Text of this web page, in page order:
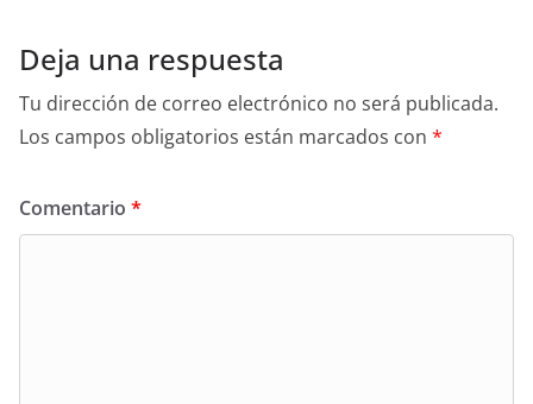
Deja una respuesta
Tu dirección de correo electrónico no será publicada.
Los campos obligatorios están marcados con *
Comentario *